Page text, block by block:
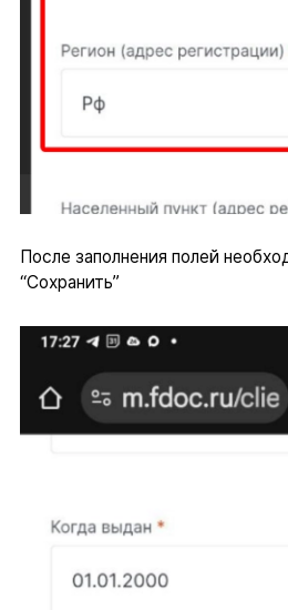
После заполнения полей
“Сохранить”